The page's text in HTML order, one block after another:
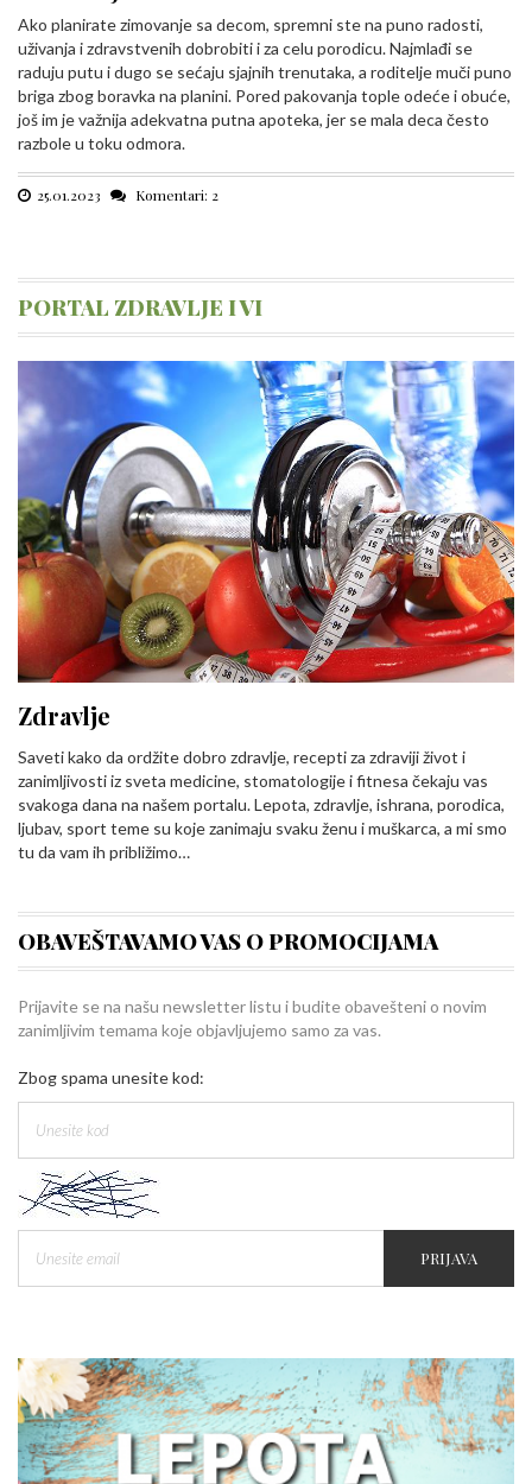
Ako planirate zimovanje sa decom, spremni ste na puno radosti,
uživanja i zdravstvenih dobrobiti i za celu porodicu. Najmlađi se
raduju putu i dugo se sećaju sjajnih trenutaka, a roditelje muči puno
briga zbog boravka na planini. Pored pakovanja tople odeće i obuće,
još im je važnija adekvatna putna apoteka, jer se mala deca često
razbole u toku odmora.
25.01.2023 Komentari: 2
PORTAL ZDRAVLJE I VI
Zdravlje
Saveti kako da ordžite dobro zdravlje, recepti za zdraviji život i
zanimljivosti iz sveta medicine, stomatologije i fitnesa čekaju vas
svakoga dana na našem portalu. Lepota, zdravlje, ishrana, porodica,
ljubav, sport teme su koje zanimaju svaku ženu i muškarca, a mi smo
tu da vam ih približimo…
OBAVEŠTAVAMO VAS O PROMOCIJAMA
Prijavite se na našu newsletter listu i budite obavešteni o novim
zanimljivim temama koje objavljujemo samo za vas.
Zbog spama unesite kod:
PRIJAVA